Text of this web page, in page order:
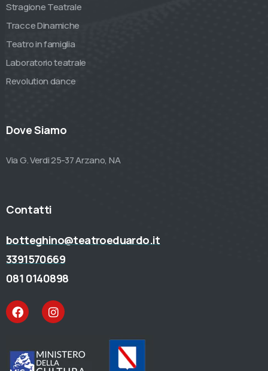
Stragione Teatrale
Tracce Dinamiche
Teatro in famiglia
Laboratorio teatrale
Revolution dance
Dove Siamo
Via G. Verdi 25-37 Arzano, NA
Contatti
botteghino@teatroeduardo.it
3391570669
081 0140898